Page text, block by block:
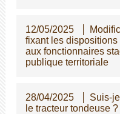
12/05/2025
fixant les
aux fonctionnaires
publique territoriale
28/04/2025
Suis-
le tracteur tondeuse ?